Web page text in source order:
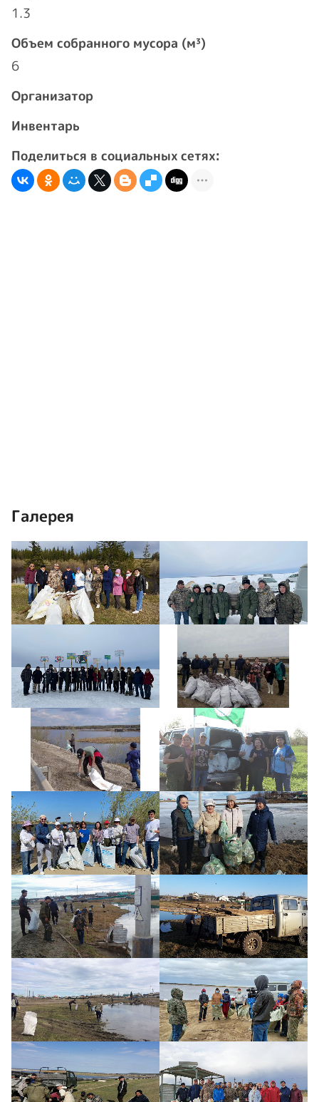
1.3
Объем собранного мусора (м³)
6
Организатор
Инвентарь
Поделиться в социальных сетях:
Галерея